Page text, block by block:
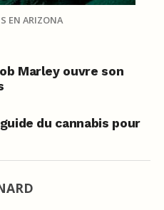
EN ARIZONA
Marley ouvre son
du cannabis pour